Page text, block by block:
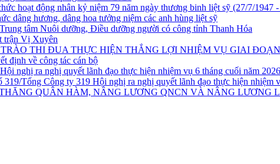
hoạt động nhân kỷ niệm 79 năm ngày thương binh liệt sỹ (27/7/1947
dâng hương, dâng hoa tưởng niệm các anh hùng liệt sỹ
tâm Nuôi dưỡng, Điều dưỡng người có công tỉnh Thanh Hóa
trận Vị Xuyên
THI ĐUA THỰC HIỆN THẮNG LỢI NHIỆM VỤ GIAI ĐOẠN
định về công tác cán bộ
nghị ra nghị quyết lãnh đạo thực hiện nhiệm vụ 6 tháng cuối năm 2026
Tổng Công ty 319 Hội nghị ra nghị quyết lãnh đạo thực hiện nhiệm
QUÂN HÀM, NÂNG LƯƠNG QNCN VÀ NÂNG LƯƠNG